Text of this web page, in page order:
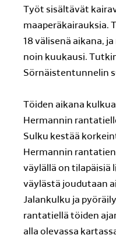
Työt sisältävät
maaperäkairauksia.
18 välisenä aikana,
noin kuukausi.
Sörnäistentunnelin
Töiden aikana
Hermannin
Sulku kestää
Hermannin
väylällä on tilapäisiä
väylästä joudutaan
Jalankulku ja
rantatiellä töiden
alla olevassa